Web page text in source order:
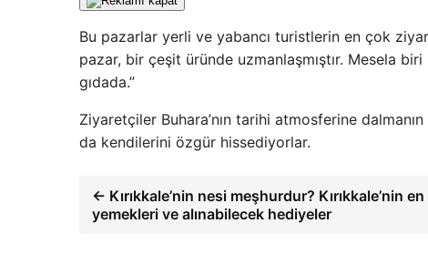
Bu pazarlar yerli ve yabancı turistlerin en çok
pazar, bir çeşit üründe uzmanlaşmıştır. Mesela
gıdada.”
Ziyaretçiler Buhara’nın tarihi atmosferine
da kendilerini özgür hissediyorlar.
← Kırıkkale’nin nesi meşhurdur? Kırıkkale’nin
yemekleri ve alınabilecek hediyeler